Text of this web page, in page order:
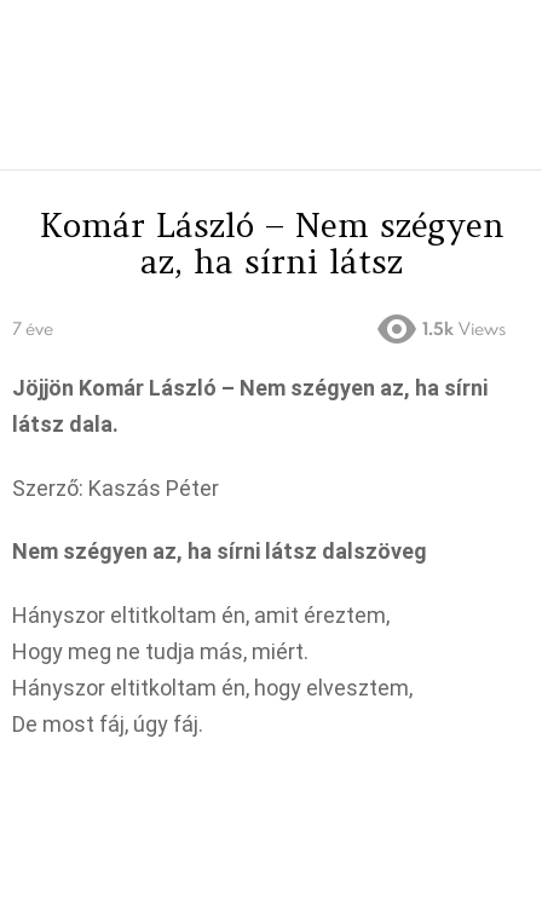
Komár László – Nem szégyen
az, ha sírni látsz
7 éve 1.5k Views
Jöjjön Komár László – Nem szégyen az, ha sírni
látsz dala.
Szerző: Kaszás Péter
Nem szégyen az, ha sírni látsz dalszöveg
Hányszor eltitkoltam én, amit éreztem,
Hogy meg ne tudja más, miért.
Hányszor eltitkoltam én, hogy elvesztem,
De most fáj, úgy fáj.